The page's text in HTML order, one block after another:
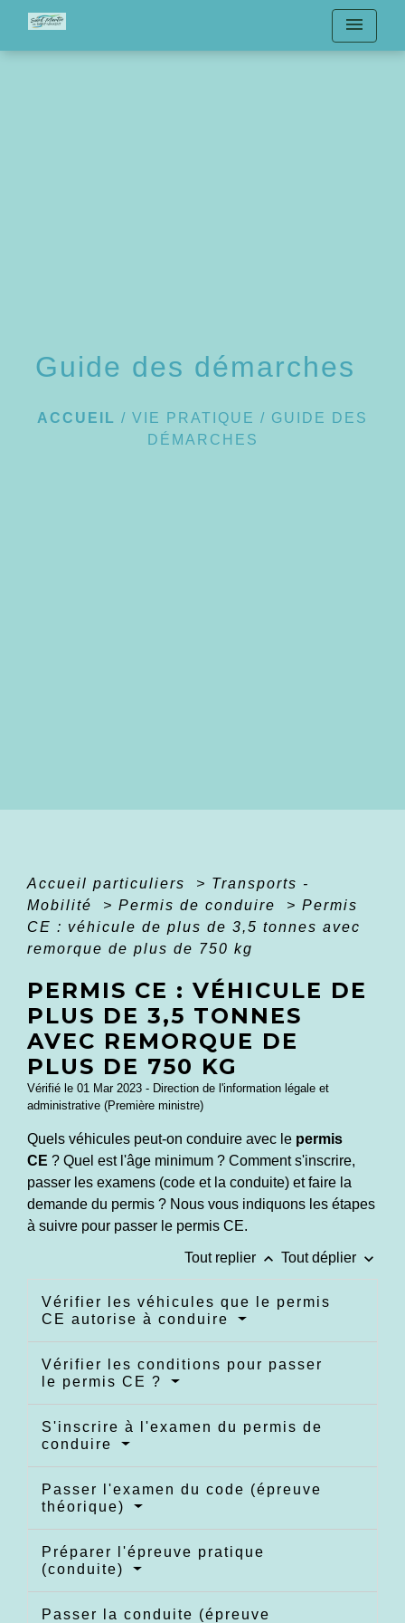
menu
Guide des démarches
ACCUEIL / VIE PRATIQUE / GUIDE DES
DÉMARCHES
Accueil particuliers > Transports -
Mobilité
> Permis de conduire > Permis
CE : véhicule de plus de 3,5 tonnes avec
remorque de plus de 750 kg
PERMIS CE : VÉHICULE DE
PLUS DE 3,5 TONNES
AVEC REMORQUE DE
PLUS DE 750 KG
Vérifié le 01 Mar 2023 - Direction de l'information légale et
administrative (Première ministre)
Quels véhicules peut-on conduire avec le permis
CE ? Quel est l'âge minimum ? Comment s'inscrire,
passer les examens (code et la conduite) et faire la
demande du permis ? Nous vous indiquons les étapes
à suivre pour passer le permis CE.
Tout replier keyboard_arrow_up Tout déplier keyboard_arrow_down
Vérifier les véhicules que le permis
CE autorise à conduire
Vérifier les conditions pour passer
le permis CE ?
S'inscrire à l'examen du permis de
conduire
Passer l'examen du code (épreuve
théorique)
Préparer l'épreuve pratique
(conduite)
Passer la conduite (épreuve